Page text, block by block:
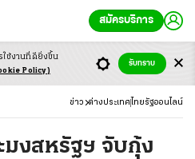
สมัครบริการ
ข่าว ต่างประเทศ ไทยรัฐออนไลน์
มงสหรัฐฯ จับกุ้ง
ใช้งานที่ดียิ่งขึ้น
Policy)
รับทราบ